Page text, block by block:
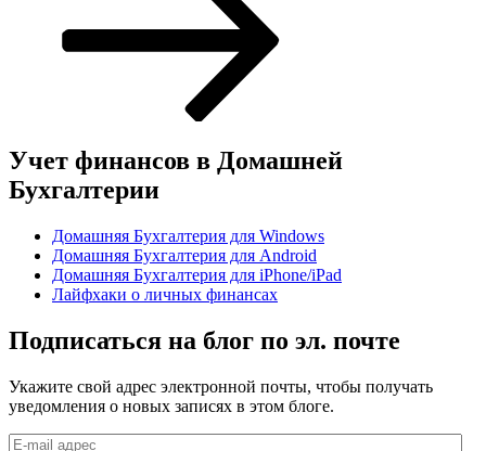
Учет финансов в Домашней
Бухгалтерии
Домашняя Бухгалтерия для Windows
Домашняя Бухгалтерия для Android
Домашняя Бухгалтерия для iPhone/iPad
Лайфхаки о личных финансах
Подписаться на блог по эл. почте
Укажите свой адрес электронной почты, чтобы получать
уведомления о новых записях в этом блоге.
E-